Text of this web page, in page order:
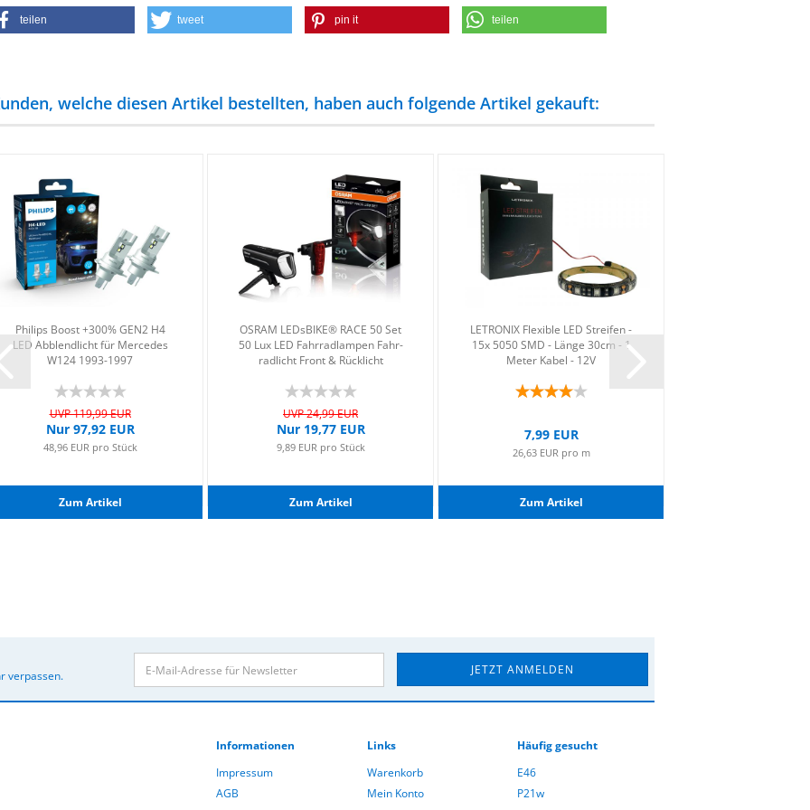
teilen tweet pin it teilen
welche diesen Artikel bestellten, haben auch folgende Artikel gekauft:
Phil­ips Boost +300% GEN2 H4
LED Ab­blend­licht für Mer­ce­des
W124 1993-​1997
UVP 119,99 EUR
Nur 97,92 EUR
48,96 EUR pro Stück
Zum Ar­ti­kel
OSRAM LEDs­BIKE® RACE 50 Set
50 Lux LED Fahr­rad­lam­pen Fahr­
rad­licht Front & Rück­licht
UVP 24,99 EUR
Nur 19,77 EUR
9,89 EUR pro Stück
Zum Ar­ti­kel
LE­TRO­NIX Fle­xi­ble LED Strei­fen -
15x 5050 SMD - Länge 30cm - 1
Meter Kabel - 12V
7,99 EUR
26,63 EUR pro m
Zum Ar­ti­kel
verpassen.
Informationen
Impressum
AGB
Links
Warenkorb
Mein Konto
Häufig gesucht
E46
P21w